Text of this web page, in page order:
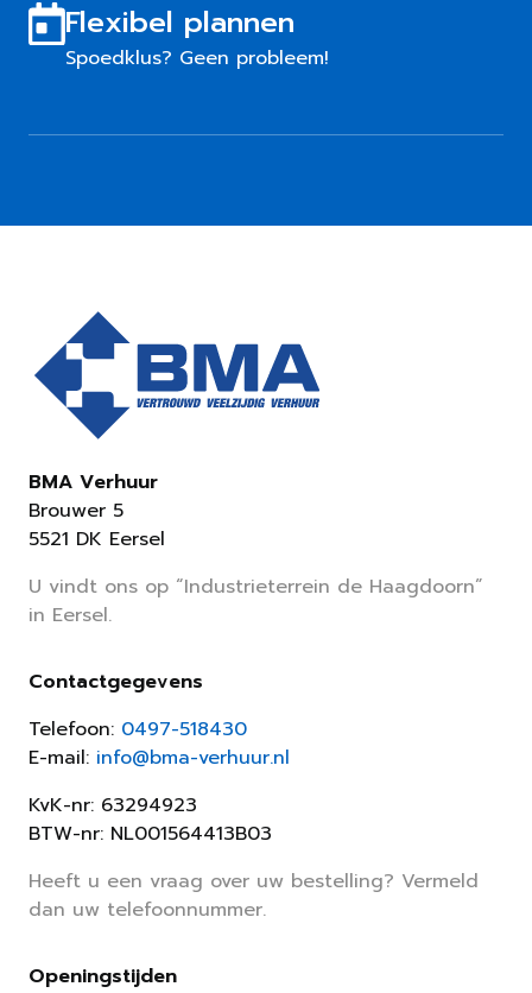
Flexibel plannen
Spoedklus? Geen probleem!
BMA Verhuur
Brouwer 5
5521 DK Eersel
U vindt ons op “Industrieterrein de Haagdoorn”
in Eersel.
Contactgegevens
Telefoon: 0497-518430
E-mail: info@bma-verhuur.nl
KvK-nr: 63294923
BTW-nr: NL001564413B03
Heeft u een vraag over uw bestelling? Vermeld
dan uw telefoonnummer.
Openingstijden